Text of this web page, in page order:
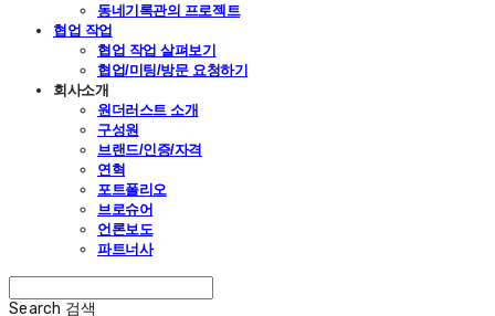
동네기록관의 프로젝트
협업 작업
협업 작업 살펴보기
협업/미팅/방문 요청하기
회사소개
원더러스트 소개
구성원
브랜드/인증/자격
연혁
포트폴리오
브로슈어
언론보도
파트너사
Search 검색